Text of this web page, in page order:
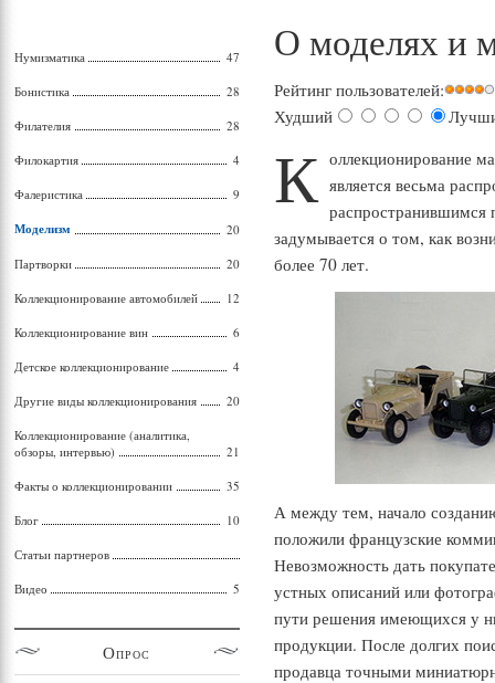
О моделях и
Рейтинг пользователей:
Худший
К оллекционирование
является весьма
задумывается о том, как
более 70 лет.
А между тем, начало
положили французские
Невозможность дать
устных описаний или
пути решения имеющихся у
продукции. После долгих
продавца точными
Нумизматика 47
Бонистика 28
Филателия 28
Филокартия 4
Фалеристика 9
Моделизм 20
Партворки 20
Коллекционирование автомобилей 12
Коллекционирование вин 6
Детское коллекционирование 4
Другие виды коллекционирования 20
Коллекционирование (аналитика,
обзоры, интервью)
21
Факты о коллекционировании 35
Блог 10
Статьи партнеров
Видео 5
Опрос